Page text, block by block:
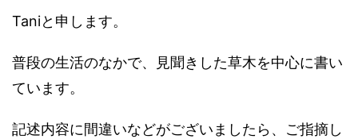
Taniと申します。
普段の生活のなかで、見聞きした草木を中心に書い
ています。
記述内容に間違いなどがございましたら、ご指摘し